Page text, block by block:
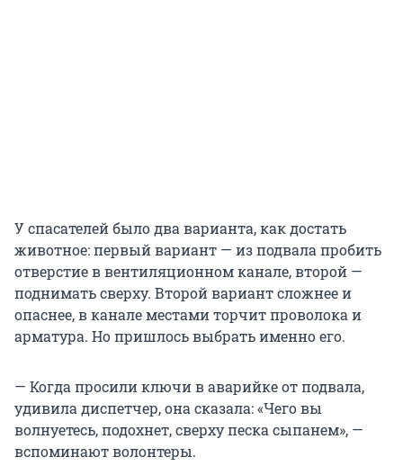
У спасателей было два варианта, как достать
животное: первый вариант — из подвала пробить
отверстие в вентиляционном канале, второй —
поднимать сверху. Второй вариант сложнее и
опаснее, в канале местами торчит проволока и
арматура. Но пришлось выбрать именно его.
— Когда просили ключи в аварийке от подвала,
удивила диспетчер, она сказала: «Чего вы
волнуетесь, подохнет, сверху песка сыпанем», —
вспоминают волонтеры.